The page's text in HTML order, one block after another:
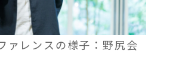
ァレンスの様子：野尻会